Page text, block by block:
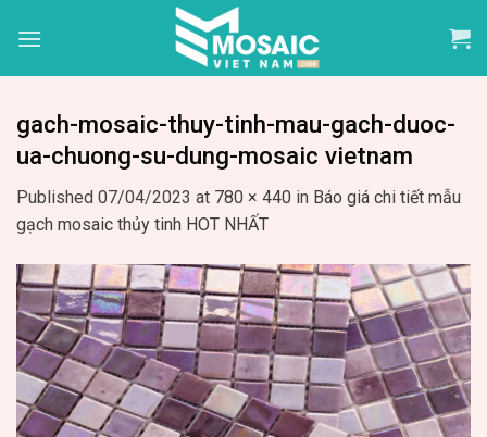
gach-mosaic-thuy-tinh-mau-gach-duoc-
ua-chuong-su-dung-mosaic vietnam
Published 07/04/2023 at 780 × 440 in Báo giá chi tiết mẫu
gạch mosaic thủy tinh HOT NHẤT